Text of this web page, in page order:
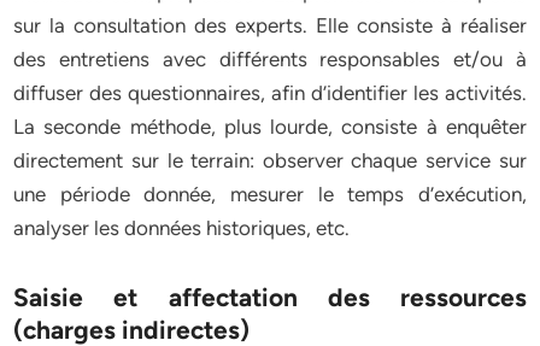
sur la consultation des experts. Elle consiste à réaliser
des entretiens avec différents responsables et/ou à
diffuser des questionnaires, afin d’identifier les activités.
La seconde méthode, plus lourde, consiste à enquêter
directement sur le terrain: observer chaque service sur
une période donnée, mesurer le temps d’exécution,
analyser les données historiques, etc.
Saisie et affectation des ressources
(charges indirectes)